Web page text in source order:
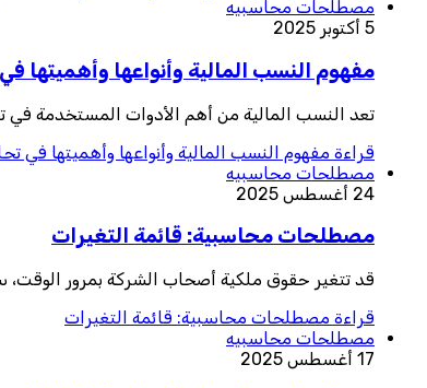
مصطلحات محاسبيه
5 أكتوبر 2025
مفهوم النسب المالية وأنواعها وأهميتها في
تعد النسب المالية من أهم الأدوات المستخدمة في
قراءة مفهوم النسب المالية وأنواعها وأهميتها في
مصطلحات محاسبيه
24 أغسطس 2025
مصطلحات محاسبية: قائمة التغيرات
قد تتغير حقوق ملكية أصحاب الشركة بمرور الوقت،
قراءة مصطلحات محاسبية: قائمة التغيرات
مصطلحات محاسبيه
17 أغسطس 2025